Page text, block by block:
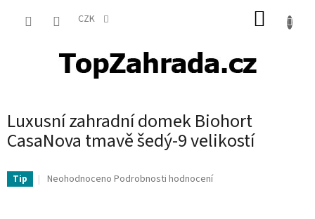
CZK
Luxusní zahradní domek Biohort
CasaNova tmavě šedý-9 velikostí
Tip
Průměrné
Neohodnoceno Podrobnosti hodnocení